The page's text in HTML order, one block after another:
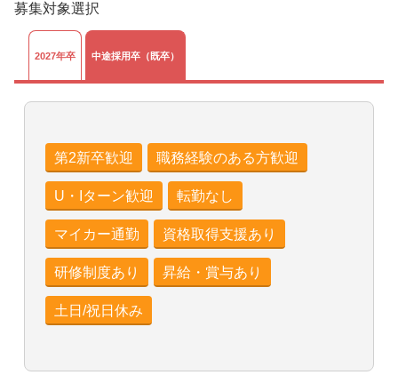
募集対象選択
2027年卒 中途採用卒（既卒）
第2新卒歓迎 職務経験のある方歓迎
U・Iターン歓迎 転勤なし
マイカー通勤 資格取得支援あり
研修制度あり 昇給・賞与あり
土日/祝日休み